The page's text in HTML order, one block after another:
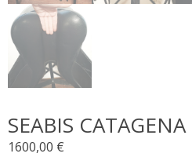
SEABIS CATAGENA
1600,00 €